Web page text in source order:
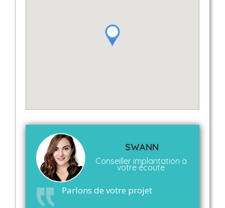
SWANN
Conseiller implantation à
votre écoute
Parlons de votre projet